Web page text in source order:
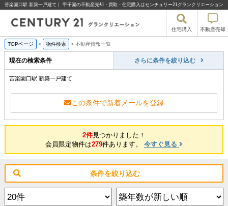
苦楽園口駅 新築一戸建て｜ 甲子園の不動産売却・買取・住宅購入はセンチュリー21グランクリエーション
住宅購入 不動産売却
TOPページ > 物件検索 > 不動産情報一覧
現在の検索条件 さらに条件を絞り込む
苦楽園口駅 新築一戸建て
この条件で新着メールを登録
2件見つかりました！
会員限定物件は279件あります。 今すぐ見る
条件を絞り込む